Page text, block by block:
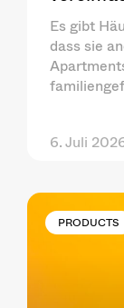
Es gibt
dass sie
6. Juli
PRODUCTS